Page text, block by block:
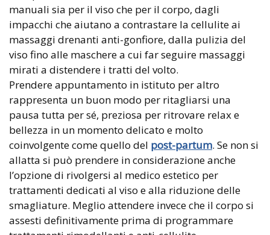
manuali sia per il viso che per il corpo, dagli
impacchi che aiutano a contrastare la cellulite ai
massaggi drenanti anti-gonfiore, dalla pulizia del
viso fino alle maschere a cui far seguire massaggi
mirati a distendere i tratti del volto.
Prendere appuntamento in istituto per altro
rappresenta un buon modo per ritagliarsi una
pausa tutta per sé, preziosa per ritrovare relax e
bellezza in un momento delicato e molto
coinvolgente come quello del post-partum. Se non si
allatta si può prendere in considerazione anche
l’opzione di rivolgersi al medico estetico per
trattamenti dedicati al viso e alla riduzione delle
smagliature. Meglio attendere invece che il corpo si
assesti definitivamente prima di programmare